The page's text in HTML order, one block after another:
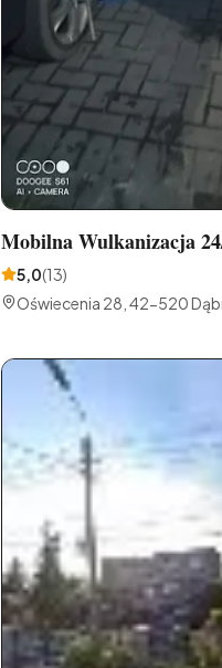
Mobilna Wulkanizacja
5,0(13)
Oświecenia 28, 42-520